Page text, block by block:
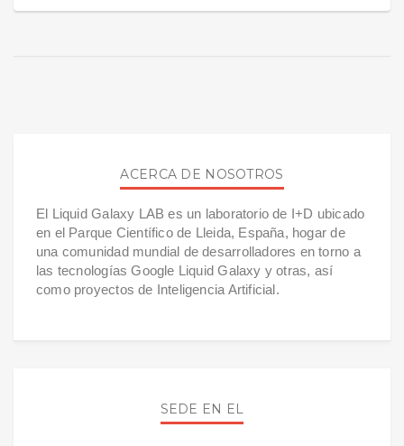
ACERCA DE NOSOTROS
El Liquid Galaxy LAB es un laboratorio de I+D ubicado
en el Parque Científico de Lleida, España, hogar de
una comunidad mundial de desarrolladores en torno a
las tecnologías Google Liquid Galaxy y otras, así
como proyectos de Inteligencia Artificial.
SEDE EN EL